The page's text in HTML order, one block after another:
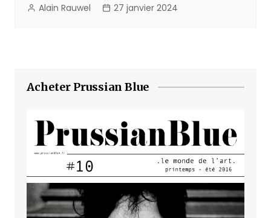
Alain Rauwel 27 janvier 2024
Acheter Prussian Blue